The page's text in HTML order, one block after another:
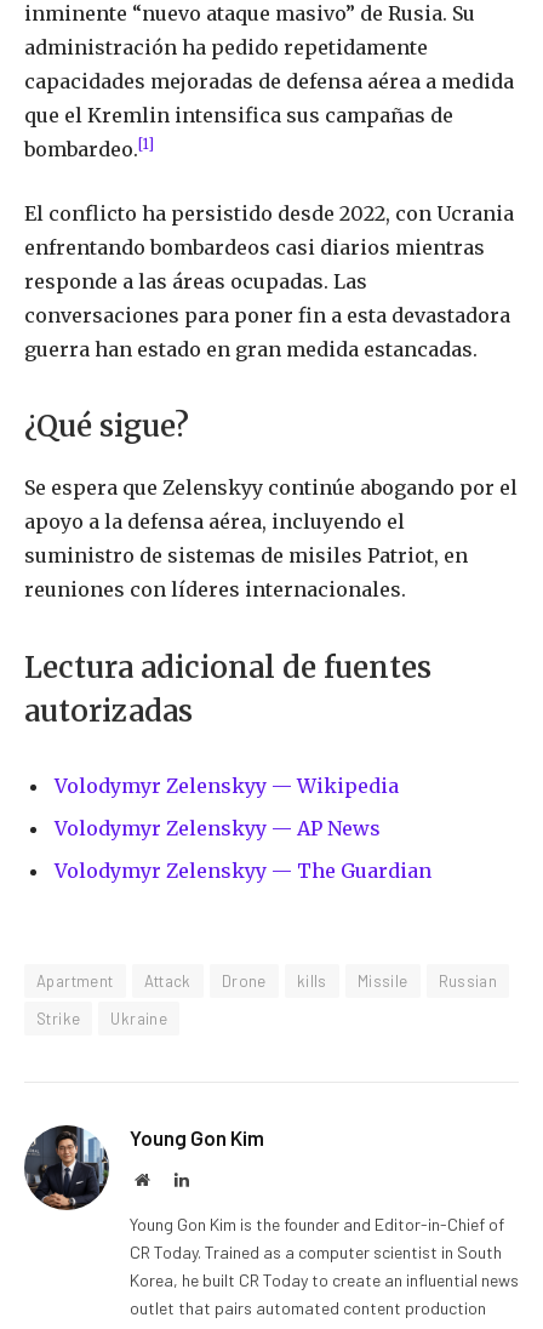
inminente “nuevo ataque masivo” de Rusia. Su
administración ha pedido repetidamente
capacidades mejoradas de defensa aérea a medida
que el Kremlin intensifica sus campañas de
bombardeo. [1]
El conflicto ha persistido desde 2022, con Ucrania
enfrentando bombardeos casi diarios mientras
responde a las áreas ocupadas. Las
conversaciones para poner fin a esta devastadora
guerra han estado en gran medida estancadas.
¿Qué sigue?
Se espera que Zelenskyy continúe abogando por el
apoyo a la defensa aérea, incluyendo el
suministro de sistemas de misiles Patriot, en
reuniones con líderes internacionales.
Lectura adicional de fuentes
autorizadas
Volodymyr Zelenskyy — Wikipedia
Volodymyr Zelenskyy — AP News
Volodymyr Zelenskyy — The Guardian
Apartment Attack Drone kills Missile
Russian
Strike
Ukraine
Young Gon Kim
WebsiteLinkedIn
Young Gon Kim is the founder and Editor-in-Chief of
CR Today. Trained as a computer scientist in South
Korea, he built CR Today to create an influential news
outlet that pairs automated content production